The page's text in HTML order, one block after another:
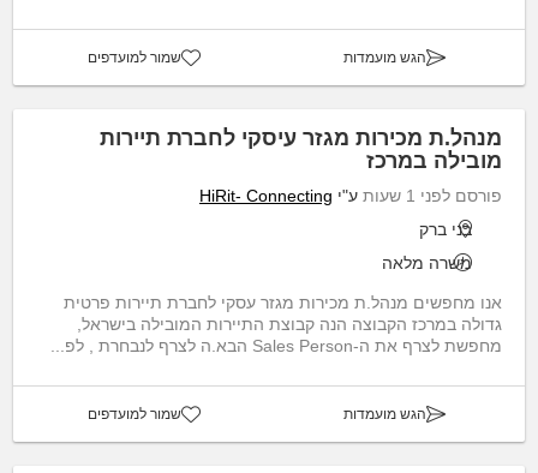
הגש מועמדות שמור למועדפים
מנהל.ת מכירות מגזר עיסקי לחברת תיירות
מובילה במרכז
פורסם לפני 1 שעות ע"י HiRit- Connecting
בני ברק
משרה מלאה
אנו מחפשים מנהל.ת מכירות מגזר עסקי לחברת תיירות פרטית
גדולה במרכז הקבוצה הנה קבוצת התיירות המובילה בישראל,
מחפשת לצרף את ה-Sales Person הבא.ה לצרף לנבחרת , לפ...
הגש מועמדות שמור למועדפים